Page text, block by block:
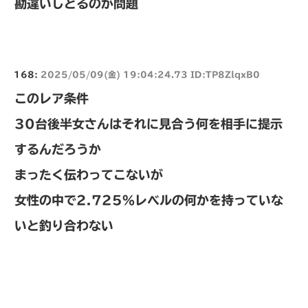
勘違いしとるのが問題
168: 2025/05/09(金) 19:04:24.73 ID:TP8ZlqxB0
このレア条件
30台後半女さんはそれに見合う何を相手に提示
するんだろうか
まったく伝わってこないが
女性の中で2.725%レベルの何かを持っていな
いと釣り合わない